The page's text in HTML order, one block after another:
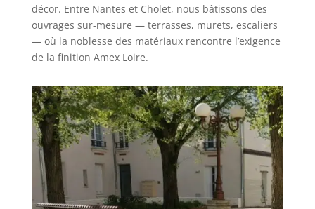
décor. Entre Nantes et Cholet, nous bâtissons des
ouvrages sur-mesure — terrasses, murets, escaliers
— où la noblesse des matériaux rencontre l’exigence
de la finition Amex Loire.